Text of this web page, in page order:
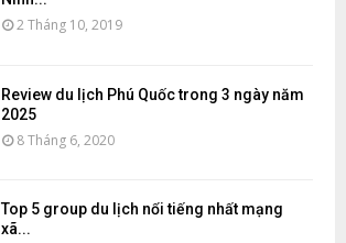
2 Tháng 10, 2019
Review du lịch Phú Quốc trong 3 ngày năm
2025
8 Tháng 6, 2020
Top 5 group du lịch nổi tiếng nhất mạng
xã...